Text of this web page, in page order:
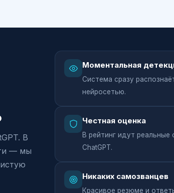
В
— мы
Моментальная
Система сразу
нейросетью.
Честная оценка
В рейтинг идут реальные
ChatGPT.
Никаких самозванцев
Красивое резюме и